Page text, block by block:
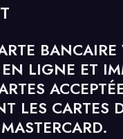
BANCAIRE
EN LIGNE ET
LES CARTES